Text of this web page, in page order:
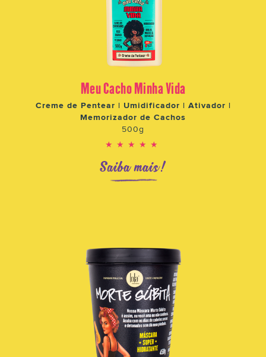
Meu Cacho Minha Vida
Creme de Pentear | Umidificador | Ativador |
Memorizador de Cachos
500g
★★★★★
Saiba mais!